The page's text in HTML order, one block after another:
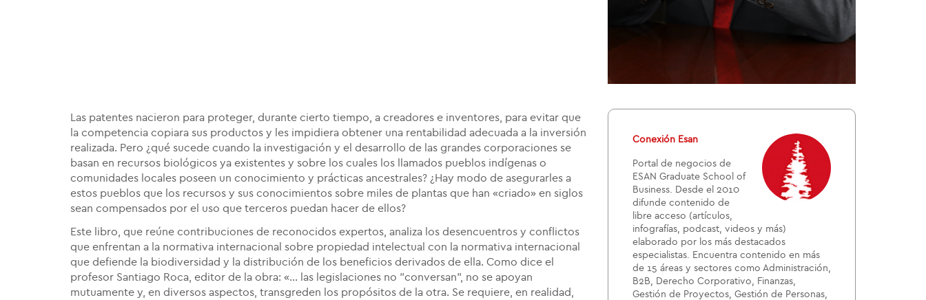
Las patentes nacieron para proteger, durante cierto tiempo, a creadores e inventores, para evitar que
la competencia copiara sus productos y les impidiera obtener una rentabilidad adecuada a la inversión
realizada. Pero ¿qué sucede cuando la investigación y el desarrollo de las grandes corporaciones se
basan en recursos biológicos ya existentes y sobre los cuales los llamados pueblos indígenas o
comunidades locales poseen un conocimiento y prácticas ancestrales? ¿Hay modo de asegurarles a
estos pueblos que los recursos y sus conocimientos sobre miles de plantas que han «criado» en siglos
sean compensados por el uso que terceros puedan hacer de ellos?
Este libro, que reúne contribuciones de reconocidos expertos, analiza los desencuentros y conflictos
que enfrentan a la normativa internacional sobre propiedad intelectual con la normativa internacional
que defiende la biodiversidad y la distribución de los beneficios derivados de ella. Como dice el
profesor Santiago Roca, editor de la obra: «... las legislaciones no "conversan", no se apoyan
mutuamente y, en diversos aspectos, transgreden los propósitos de la otra. Se requiere, en realidad,
Conexión Esan
Portal de negocios de
ESAN Graduate School of
Business. Desde el 2010
difunde contenido de
libre acceso (artículos,
infografías, podcast, videos y más)
elaborado por los más destacados
especialistas. Encuentra contenido en más
de 15 áreas y sectores como Administración,
B2B, Derecho Corporativo, Finanzas,
Gestión de Proyectos, Gestión de Personas,